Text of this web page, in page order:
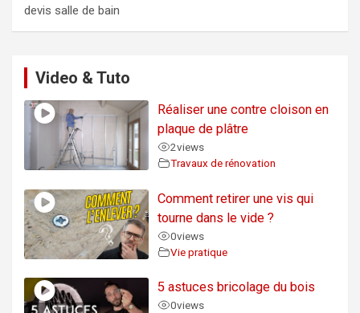
devis salle de bain
Video & Tuto
Réaliser une contre cloison en
plaque de plâtre
2views
Travaux de rénovation
Comment retirer une vis qui
tourne dans le vide ?
0views
Vie pratique
5 astuces bricolage du bois
0views